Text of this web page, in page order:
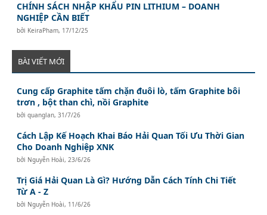
CHÍNH SÁCH NHẬP KHẨU PIN LITHIUM – DOANH
NGHIỆP CẦN BIẾT
bởi KeiraPham, 17/12/25
BÀI VIẾT MỚI
Cung cấp Graphite tấm chặn đuôi lò, tấm Graphite bôi
trơn , bột than chì, nồi Graphite
bởiquanglan,31/7/26
Cách Lập Kế Hoạch Khai Báo Hải Quan Tối Ưu Thời Gian
Cho Doanh Nghiệp XNK
bởi Nguyễn Hoài,23/6/26
Trị Giá Hải Quan Là Gì? Hướng Dẫn Cách Tính Chi Tiết
Từ A - Z
bởi Nguyễn Hoài, 11/6/26